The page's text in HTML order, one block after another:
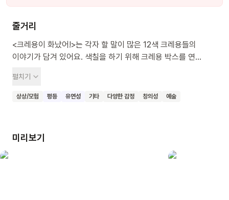
줄거리
<크레용이 화났어!>는 각자 할 말이 많은 12색 크레용들의
이야기가 담겨 있어요. 색칠을 하기 위해 크레용 박스를 연
딸기를 칠하느라 쉴새없이 일했다는 빨강 크레용, 기껏해야 벼를
칠할 뿐인 것이 속상한 황토 크레용, ‘여자아이들의
어떻게 해결할까요? 우리 함께 이 책, <크레용이 화났어!>를
읽고 고정관념에서 벗어나 나만의 창의성과 개성을 마음껏
펼치기
상상/모험 평등 유연성 기타 다양한 감정 창의성 예술
미리보기